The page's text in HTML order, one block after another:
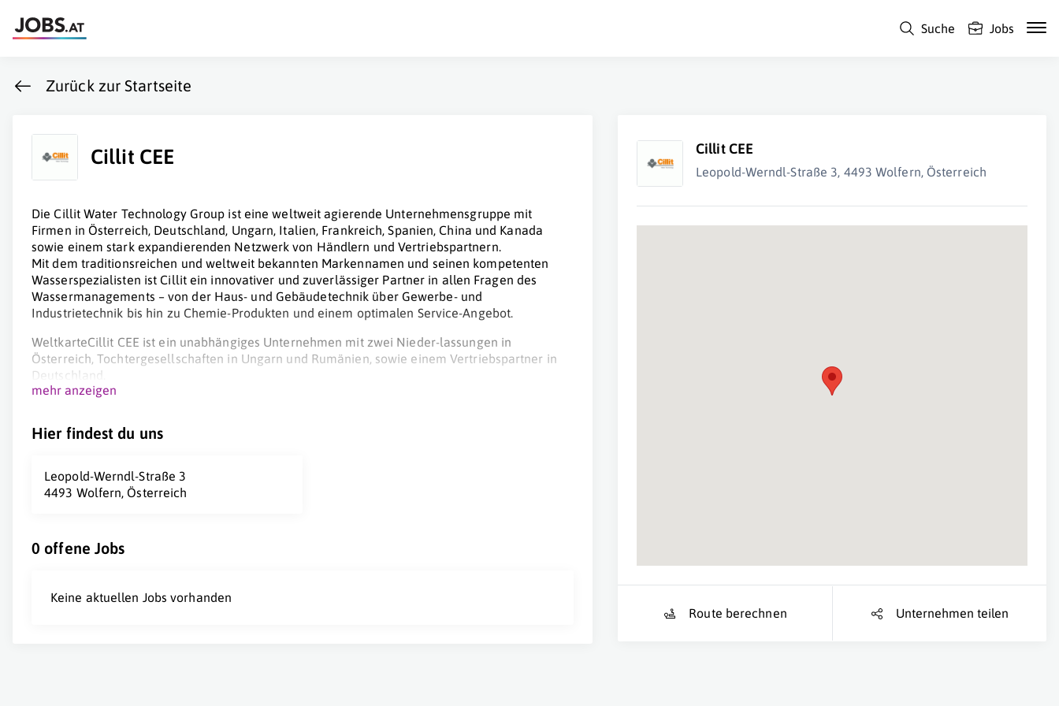
Suche Jobs
Zurück zur Startseite
Cillit CEE
Die Cillit Water Technology Group ist eine weltweit agierende Unternehmensgruppe mit
Firmen in Österreich, Deutschland, Ungarn, Italien, Frankreich, Spanien, China und Kanada
sowie einem stark expandierenden Netzwerk von Händlern und Vertriebspartnern.
Mit dem traditionsreichen und weltweit bekannten Markennamen und seinen kompetenten
Wasserspezialisten ist Cillit ein innovativer und zuverlässiger Partner in allen Fragen des
Wassermanagements – von der Haus- und Gebäudetechnik über Gewerbe- und
Industrietechnik bis hin zu Chemie-Produkten und einem optimalen Service-Angebot.
WeltkarteCillit CEE ist ein unabhängiges Unternehmen mit zwei Nieder-lassungen in
Österreich, Tochtergesellschaften in Ungarn und Rumänien, sowie einem Vertriebspartner in
Deutschland.
Cillit CEE ist der optimale Ansprechpartner und Komplett-anbieter für die Bereiche Technik,
mehr anzeigen
Hier findest du uns
Leopold-Werndl-Straße 3
4493 Wolfern, Österreich
0 offene Jobs
Keine aktuellen Jobs vorhanden
Cillit CEE
Leopold-Werndl-Straße 3, 4493 Wolfern, Österreich
Route berechnen Unternehmen teilen